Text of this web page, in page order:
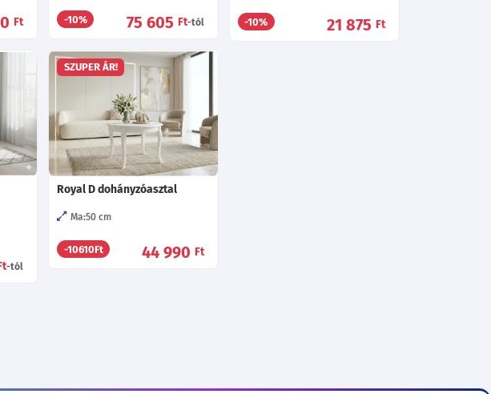
Ft -10% 75 605 Ft-tól -10% 21 875 Ft
-tól
SZUPER ÁR!
Royal D dohányzóasztal
Ma:50 cm
-10610Ft 44 990 Ft